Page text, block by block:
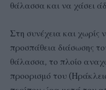
θάλασσα και να χάσει
Στη συνέχεια και χωρίς
προσπάθεια διάσωσης
θάλασσα, το πλοίο
προορισμό του